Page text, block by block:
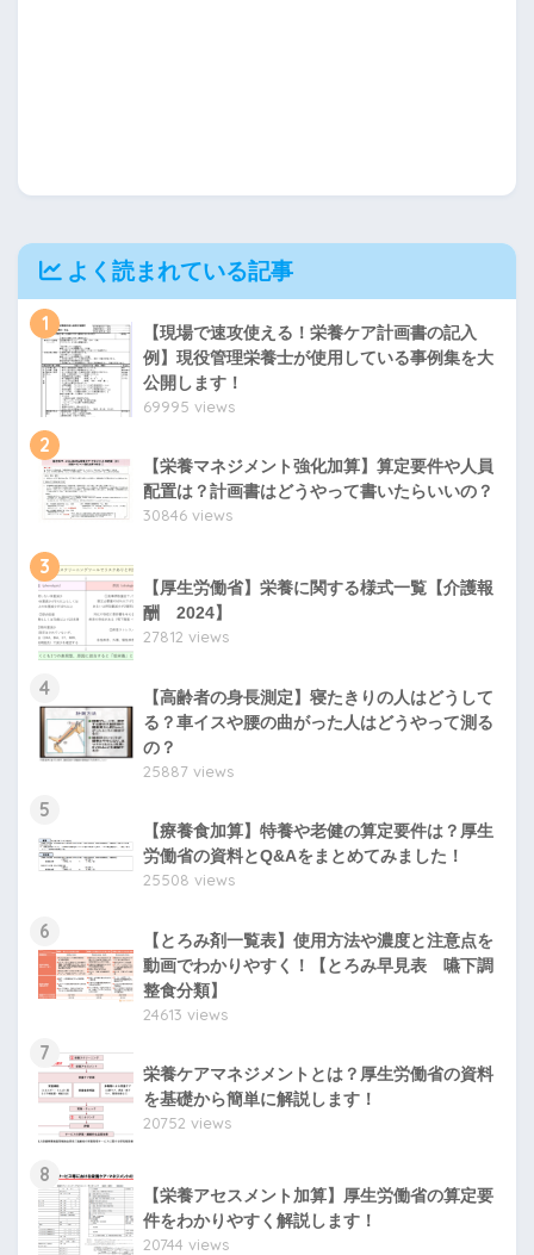
よく読まれている記事
1
【現場で速攻使える！栄養ケア計画書の記入
例】現役管理栄養士が使用している事例集を大
公開します！
69995 views
2
【栄養マネジメント強化加算】算定要件や人員
配置は？計画書はどうやって書いたらいいの？
30846 views
3
【厚生労働省】栄養に関する様式一覧【介護報
酬 2024】
27812 views
4
【高齢者の身長測定】寝たきりの人はどうして
る？車イスや腰の曲がった人はどうやって測る
の？
25887 views
5
【療養食加算】特養や老健の算定要件は？厚生
労働省の資料とQ&Aをまとめてみました！
25508 views
6
【とろみ剤一覧表】使用方法や濃度と注意点を
動画でわかりやすく！【とろみ早見表 嚥下調
整食分類】
24613 views
7
栄養ケアマネジメントとは？厚生労働省の資料
を基礎から簡単に解説します！
20752 views
8
【栄養アセスメント加算】厚生労働省の算定要
件をわかりやすく解説します！
20744 views